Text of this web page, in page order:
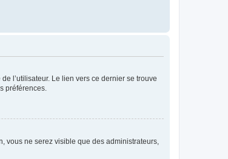
l’utilisateur. Le lien vers ce dernier se trouve
préférences.
vous ne serez visible que des administrateurs,